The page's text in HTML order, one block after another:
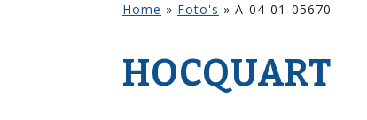
Home » Foto's » A-04-01-05670
HOCQUART